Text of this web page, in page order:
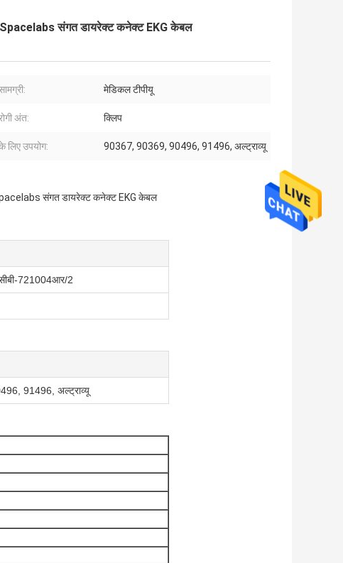
संगत डायरेक्ट कनेक्ट EKG केबल
मेडिकल टीपीयू
अंत: क्लिप
लिए उपयोग: 90367, 90369, 90496, 91496, अल्ट्राव्यू
संगत डायरेक्ट कनेक्ट EKG केबल
721004आर/2
91496, अल्ट्राव्यू